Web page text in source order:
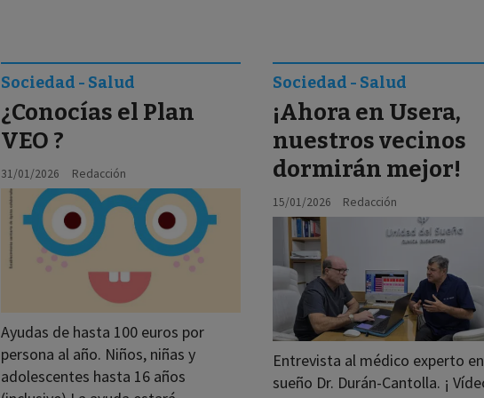
¿Conocías el Plan
VEO ?
Redacción
Sociedad - Salud
31/01/2026
Ayudas de hasta 100 euros por
persona al año. Niños, niñas y
adolescentes hasta 16 años
¡Ahora en Usera,
nuestros vecinos
dormirán mejor!
Redacción
Sociedad - Salud
15/01/2026
Entrevista al médico experto en
sueño Dr. Durán-Cantolla. ¡